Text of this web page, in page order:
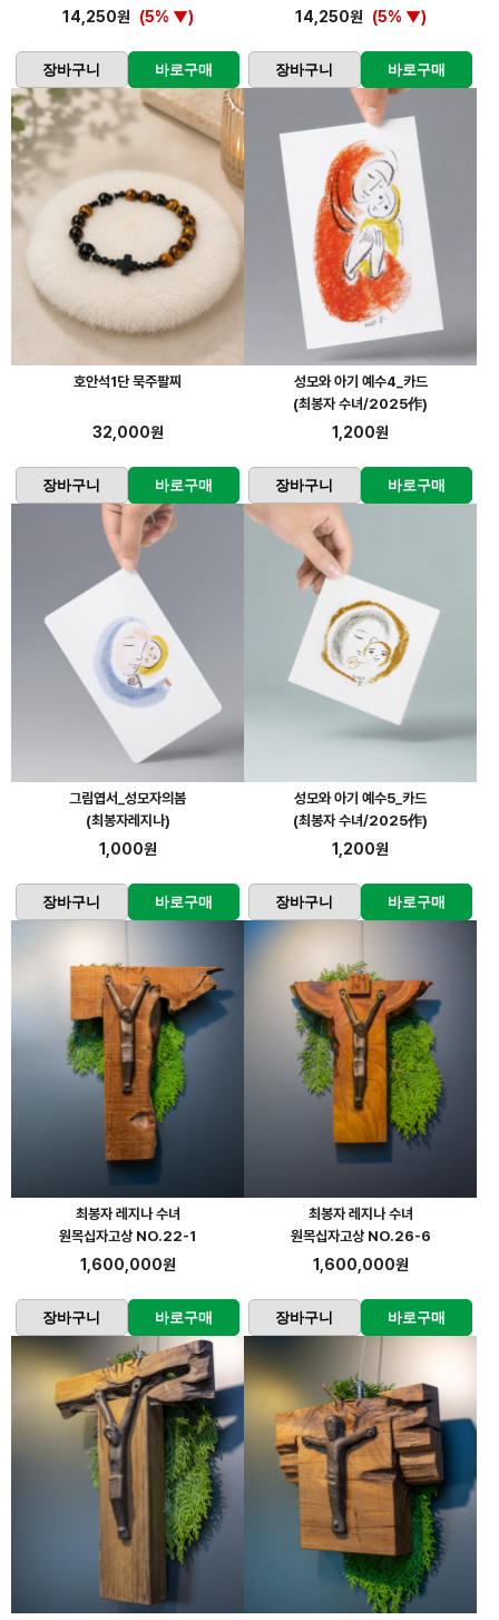
14,250원 (5% ▼)
장바구니 바로구매
14,250원 (5% ▼)
장바구니 바로구매
호안석1단 묵주팔찌
32,000원
장바구니 바로구매
성모와 아기 예수4_카드
(최봉자 수녀/2025作)
1,200원
장바구니 바로구매
그림엽서_성모자의봄
(최봉자레지나)
1,000원
장바구니 바로구매
성모와 아기 예수5_카드
(최봉자 수녀/2025作)
1,200원
장바구니 바로구매
최봉자 레지나 수녀
원목십자고상 NO.22-1
1,600,000원
장바구니 바로구매
최봉자 레지나 수녀
원목십자고상 NO.26-6
1,600,000원
장바구니 바로구매